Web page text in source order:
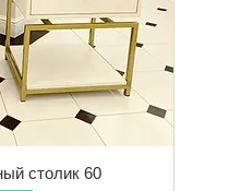
столик 60